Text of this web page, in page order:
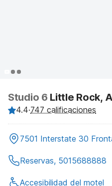
Studio 6 Little Rock,
4.4·747 calificaciones
7501 Interstate 30
Reservas, 5015688888
Accesibilidad del motel